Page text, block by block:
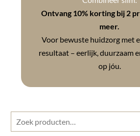
Ontvang 10% korting bij 2
meer.
Voor bewuste huidzorg met
resultaat – eerlijk, duurzaam
op jóu.
Zoeken
naar: